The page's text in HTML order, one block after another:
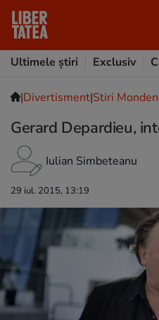
Ultimele știri
Exclusiv
|Divertisment|Stiri
Gerard Depardieu,
Iulian Simbeteanu
29 iul. 2015, 13:19